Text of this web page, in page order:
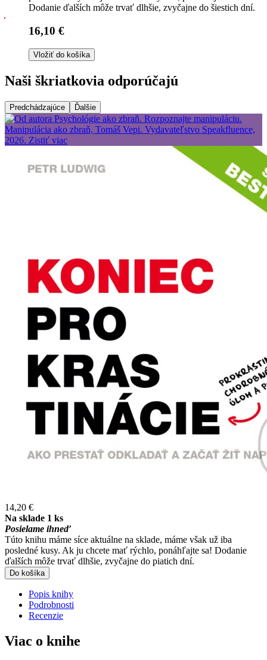
Dodanie ďalších môže trvať dlhšie, zvyčajne do šiestich dní.
16,10 €
Vložiť do košíka
Naši škriatkovia odporúčajú
Predchádzajúce Ďalšie
14,20 €
Na sklade 1 ks
Posielame ihneď
Túto knihu máme síce aktuálne na sklade, máme však už iba
posledné kusy. Ak ju chcete mať rýchlo, ponáhľajte sa! Dodanie
ďalších môže trvať dlhšie, zvyčajne do piatich dní.
Do košíka
Popis knihy
Podrobnosti
Recenzie
Viac o knihe